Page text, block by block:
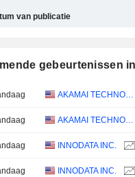
van publicatie
gebeurtenissen
AKAMAI TECHNOLOGIES, INC.
AKAMAI TECHNOLOGIES, INC.
INNODATA INC.
INNODATA INC.